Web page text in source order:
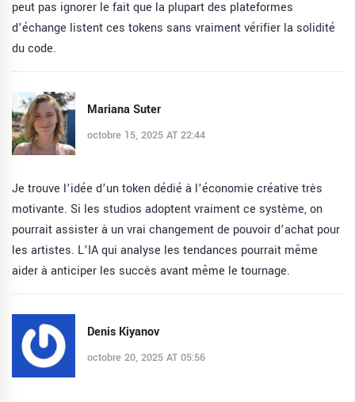
peut pas ignorer le fait que la plupart des plateformes
d’échange listent ces tokens sans vraiment vérifier la solidité
du code.
Mariana Suter
octobre 15, 2025 AT 22:44
Je trouve l’idée d’un token dédié à l’économie créative très
motivante. Si les studios adoptent vraiment ce système, on
pourrait assister à un vrai changement de pouvoir d’achat pour
les artistes. L’IA qui analyse les tendances pourrait même
aider à anticiper les succès avant même le tournage.
Denis Kiyanov
octobre 20, 2025 AT 05:56